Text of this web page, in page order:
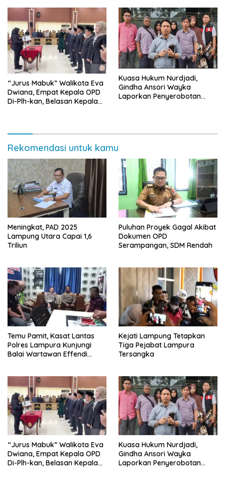
“Jurus Mabuk” Walikota Eva
Dwiana, Empat Kepala OPD
Di-Plh-kan, Belasan Kepala
Kuasa Hukum Nurdjadi,
Gindha Ansori Wayka
Laporkan Penyerobotan
Rekomendasi untuk kamu
Meningkat, PAD 2025
Lampung Utara Capai 1,6
Triliun
Puluhan Proyek Gagal Akibat
Dokumen OPD
Serampangan, SDM Rendah
Temu Pamit, Kasat Lantas
Polres Lampura Kunjungi
Balai Wartawan Effendi
Kejati Lampung Tetapkan
Tiga Pejabat Lampura
Tersangka
“Jurus Mabuk” Walikota Eva
Dwiana, Empat Kepala OPD
Di-Plh-kan, Belasan Kepala
Kuasa Hukum Nurdjadi,
Gindha Ansori Wayka
Laporkan Penyerobotan